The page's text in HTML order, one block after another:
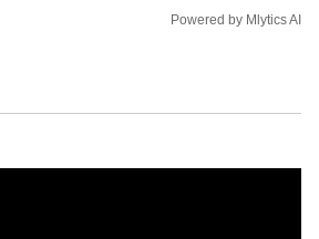
Powered by Mlytics AI